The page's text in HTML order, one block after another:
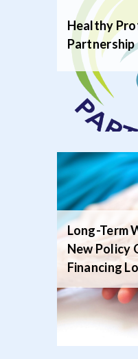
Healthy
Partnership
Long-Term
New Policy
Financing